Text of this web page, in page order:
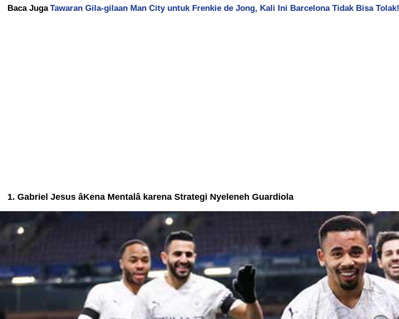
Baca Juga Tawaran Gila-gilaan Man City untuk Frenkie de Jong, Kali Ini Barcelona Tidak Bisa Tolak!
1. Gabriel Jesus âKena Mentalâ karena Strategi Nyeleneh Guardiola